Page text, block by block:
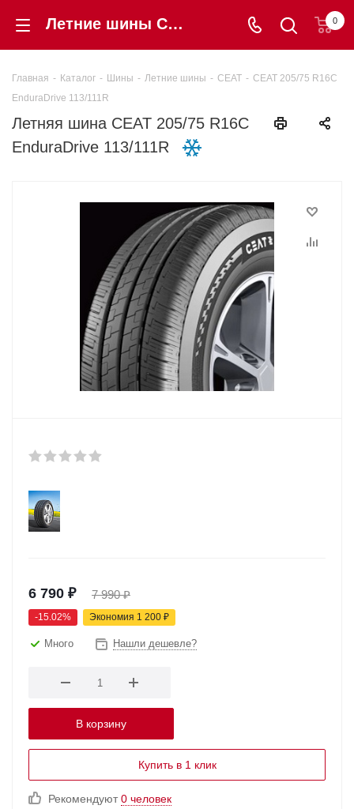
Летние шины CEAT 205/75 R16C EnduraDrive 113/111R купить в интернет-магазине «Шинторг» в Калининграде 0
Главная - Каталог - Шины - Летние шины - CEAT - CEAT 205/75 R16C
EnduraDrive 113/111R
Летняя шина CEAT 205/75 R16C
EnduraDrive 113/111R
6 790 ₽ 7 990₽
-15.02% Экономия 1 200 ₽
Много Нашли дешевле?
В корзину
Купить в 1 клик
Рекомендуют0 человек